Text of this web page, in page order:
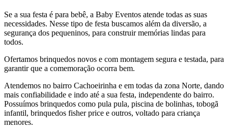
Se a sua festa é para bebê, a Baby Eventos atende todas as suas
necessidades. Nesse tipo de festa buscamos além da diversão, a
segurança dos pequeninos, para construir memórias lindas para
todos.
Ofertamos brinquedos novos e com montagem segura e testada, para
garantir que a comemoração ocorra bem.
Atendemos no bairro Cachoeirinha e em todas da zona Norte, dando
mais confiabilidade e indo até a sua festa, independente do bairro.
Possuímos brinquedos como pula pula, piscina de bolinhas, tobogã
infantil, brinquedos fisher price e outros, voltado para criança
menores.